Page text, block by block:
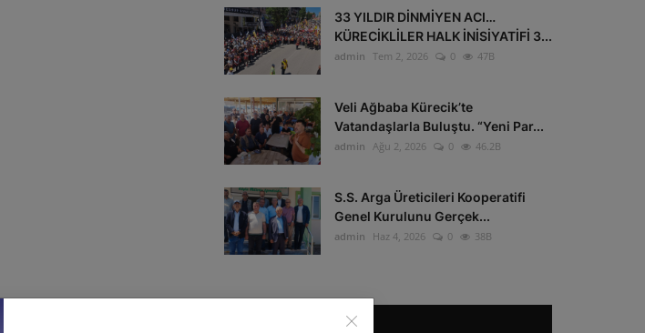
33 YILDIR DİNMİYEN ACI…
KÜRECİKLİLER HALK İNİSİYATİFİ 3...
admin Tem 2, 2026 0 47B
Veli Ağbaba Kürecik’te
Vatandaşlarla Buluştu. “Yeni Par...
admin Ağu 2, 2026 0 46.2B
S.S. Arga Üreticileri Kooperatifi
Genel Kurulunu Gerçek...
admin Haz 4, 2026 0 38B
ÖNERILEN HABERLER